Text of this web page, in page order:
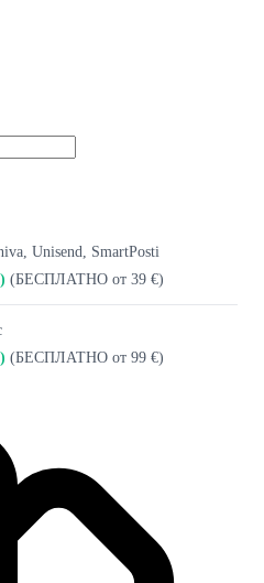
Unisend, SmartPosti
(БЕСПЛАТНО от 39 €)
(БЕСПЛАТНО от 99 €)